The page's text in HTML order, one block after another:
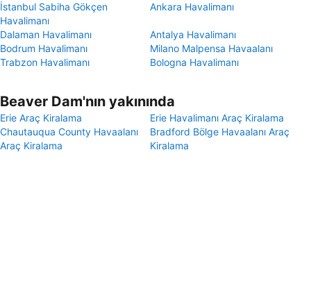
İstanbul Sabiha Gökçen
Havalimanı
Ankara Havalimanı
Dalaman Havalimanı
Antalya Havalimanı
Bodrum Havalimanı
Milano Malpensa Havaalanı
Trabzon Havalimanı
Bologna Havalimanı
Beaver Dam'nın yakınında
Erie Araç Kiralama
Erie Havalimanı Araç Kiralama
Chautauqua County Havaalanı
Araç Kiralama
Bradford Bölge Havaalanı Araç
Kiralama